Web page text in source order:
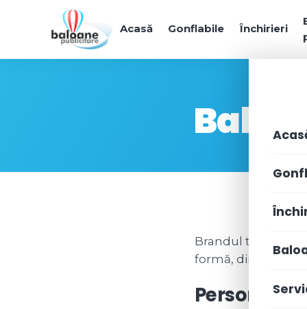
Acasă Gonflabile Închirieri
Brandul tău, exact
formă,